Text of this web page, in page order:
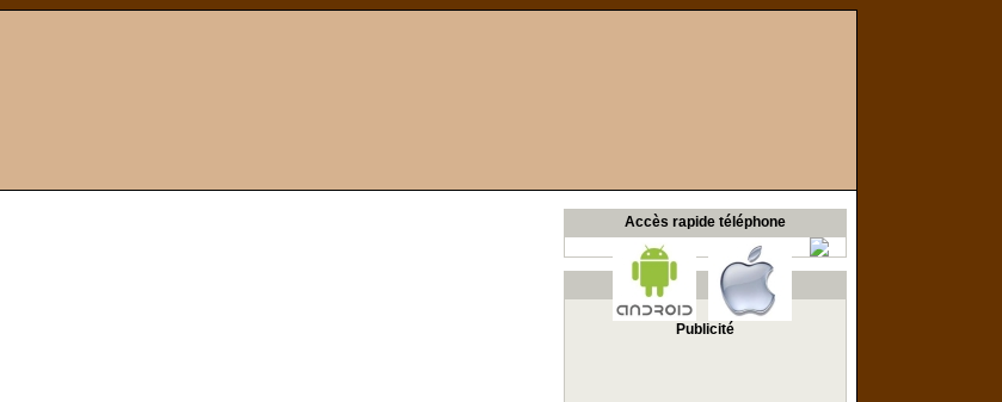
Accès rapide téléphone
Publicité